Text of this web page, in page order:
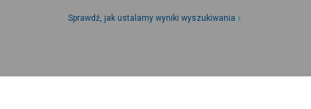
Sprawdź, jak ustalamy wyniki wyszukiwania